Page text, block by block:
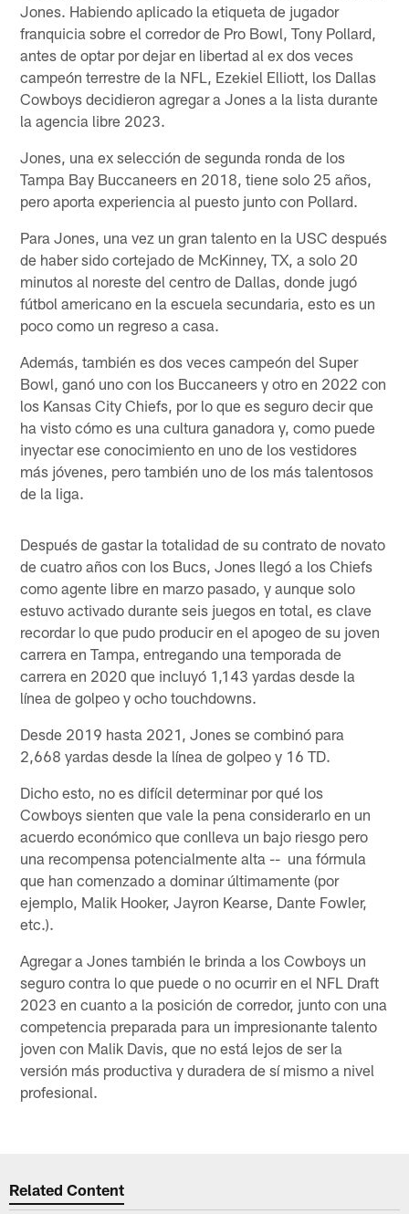
Jones. Habiendo aplicado la etiqueta de jugador
franquicia sobre el corredor de Pro Bowl, Tony Pollard,
antes de optar por dejar en libertad al ex dos veces
campeón terrestre de la NFL, Ezekiel Elliott, los Dallas
Cowboys decidieron agregar a Jones a la lista durante
la agencia libre 2023.
Jones, una ex selección de segunda ronda de los
Tampa Bay Buccaneers en 2018, tiene solo 25 años,
pero aporta experiencia al puesto junto con Pollard.
Para Jones, una vez un gran talento en la USC después
de haber sido cortejado de McKinney, TX, a solo 20
minutos al noreste del centro de Dallas, donde jugó
fútbol americano en la escuela secundaria, esto es un
poco como un regreso a casa.
Además, también es dos veces campeón del Super
Bowl, ganó uno con los Buccaneers y otro en 2022 con
los Kansas City Chiefs, por lo que es seguro decir que
ha visto cómo es una cultura ganadora y, como puede
inyectar ese conocimiento en uno de los vestidores
más jóvenes, pero también uno de los más talentosos
de la liga.
Después de gastar la totalidad de su contrato de novato
de cuatro años con los Bucs, Jones llegó a los Chiefs
como agente libre en marzo pasado, y aunque solo
estuvo activado durante seis juegos en total, es clave
recordar lo que pudo producir en el apogeo de su joven
carrera en Tampa, entregando una temporada de
carrera en 2020 que incluyó 1,143 yardas desde la
línea de golpeo y ocho touchdowns.
Desde 2019 hasta 2021, Jones se combinó para
2,668 yardas desde la línea de golpeo y 16 TD.
Dicho esto, no es difícil determinar por qué los
Cowboys sienten que vale la pena considerarlo en un
acuerdo económico que conlleva un bajo riesgo pero
una recompensa potencialmente alta -- una fórmula
que han comenzado a dominar últimamente (por
ejemplo, Malik Hooker, Jayron Kearse, Dante Fowler,
etc.).
Agregar a Jones también le brinda a los Cowboys un
seguro contra lo que puede o no ocurrir en el NFL Draft
2023 en cuanto a la posición de corredor, junto con una
competencia preparada para un impresionante talento
joven con Malik Davis, que no está lejos de ser la
versión más productiva y duradera de sí mismo a nivel
profesional.
Related Content